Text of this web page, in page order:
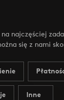
na najczęściej
się z nami
Inne